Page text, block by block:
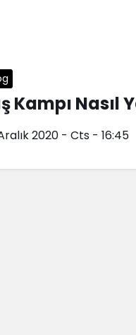
Kampı Nasıl
2020 - Cts - 16:45